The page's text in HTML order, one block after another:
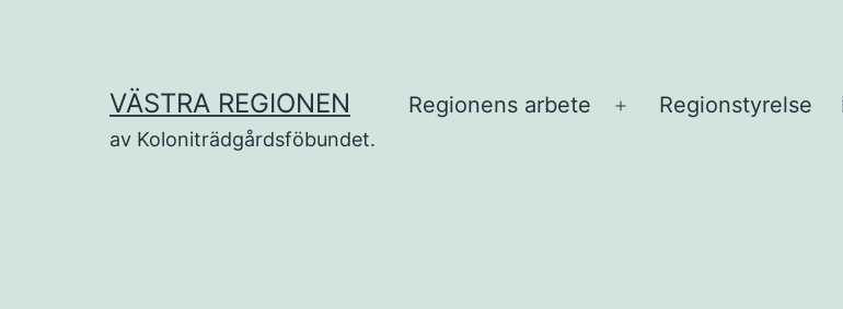
VÄSTRA REGIONEN
av Koloniträdgårdsföbundet.
Regionens arbete
Öppna
Regionstyrelse